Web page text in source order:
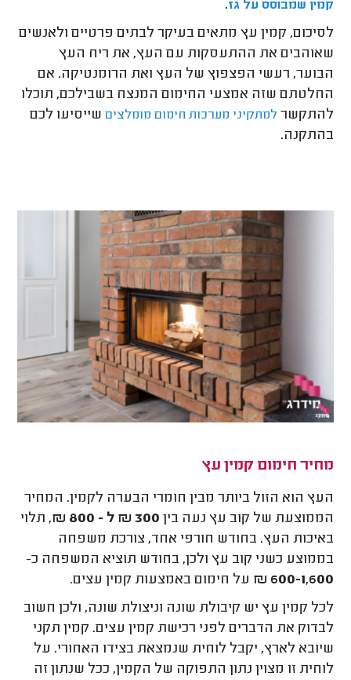
קמין שמבוסס על גז.
לסיכום, קמין עץ מתאים בעיקר לבתים פרטיים ולאנשים
שאוהבים את ההתעסקות עם העץ, את ריח העץ
הבוער, רעשי הפצפוץ של העץ ואת הרומנטיקה. אם
החלטתם שזה אמצעי החימום המנצח בשבילכם, תוכלו
להתקשר למתקיני מערכות חימום מומלצים שייסיעו לכם
בהתקנה.
מחיר חימום קמין עץ
העץ הוא הזול ביותר מבין חומרי הבערה לקמין. המחיר
הממוצעת של קוב עץ נעה בין 300 ₪ ל - 800 ₪
, תלוי
באיכות העץ. בחודש חורפי אחד, צורכת משפחה
בממוצע כשני קוב עץ ולכן, בחודש תוציא המשפחה כ-
600-1,600 ₪
על חימום באמצעות קמין עצים.
לכל קמין עץ יש קיבולת שונה וניצולת שונה, ולכן חשוב
לבדוק את הדברים לפני רכישת קמין עצים. קמין תקני
שיובא לארץ, יקבל לוחית שנמצאת בצידו האחורי. על
לוחית זו מצוין נתון התפוקה של הקמין, ככל שנתון זה